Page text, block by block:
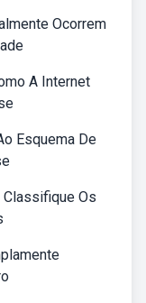
Ocorrem
A Internet
Esquema De
Classifique Os